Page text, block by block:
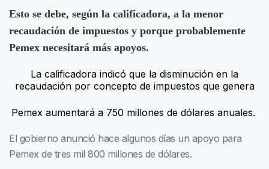
Esto se debe, según la calificadora, a la menor
recaudación de impuestos y porque probablemente
Pemex necesitará más apoyos.
La calificadora indicó que la disminución en la
recaudación por concepto de impuestos que genera
Pemex aumentará a 750 millones de dólares anuales.
El gobierno anunció hace algunos días un apoyo para
Pemex de tres mil 800 millones de dólares.